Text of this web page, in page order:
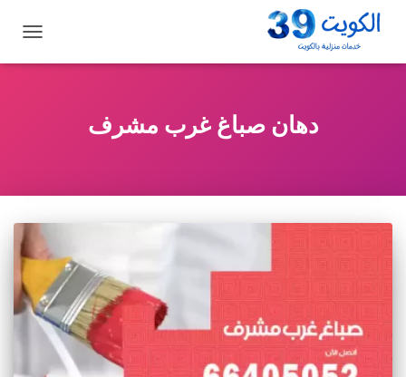
التنقل
دهان صباغ غرب مشرف